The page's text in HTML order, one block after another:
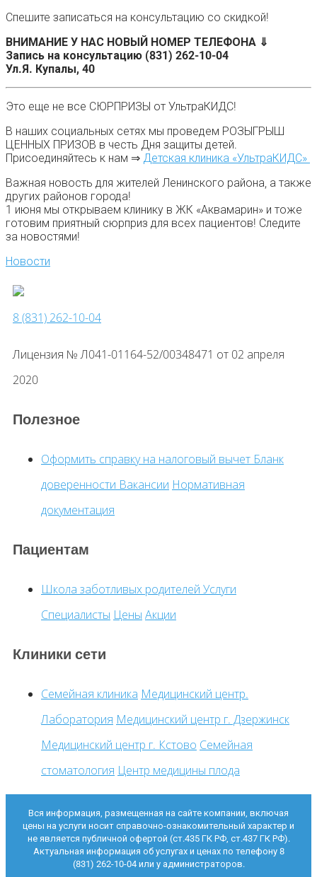
Спешите записаться на консультацию со скидкой!
ВНИМАНИЕ У НАС НОВЫЙ НОМЕР ТЕЛЕФОНА ⇓
Запись на консультацию (831) 262-10-04
Ул.Я. Купалы, 40
Это еще не все СЮРПРИЗЫ от УльтраКИДС!
В наших социальных сетях мы проведем РОЗЫГРЫШ
ЦЕННЫХ ПРИЗОВ в честь Дня защиты детей.
Присоединяйтесь к нам ⇒ Детская клиника «УльтраКИДС»
Важная новость для жителей Ленинского района, а также
других районов города!
1 июня мы открываем клинику в ЖК «Аквамарин» и тоже
готовим приятный сюрприз для всех пациентов! Следите
за новостями!
Новости
8 (831) 262-10-04
Лицензия № Л041-01164-52/00348471 от 02 апреля
2020
Полезное
Оформить справку на налоговый вычет Бланк
доверенности Вакансии Нормативная
документация
Пациентам
Школа заботливых родителей Услуги
Специалисты Цены Акции
Клиники сети
Семейная клиника Медицинский центр.
Лаборатория Медицинский центр г. Дзержинск
Медицинский центр г. Кстово Семейная
стоматология Центр медицины плода
Вся информация, размещенная на сайте компании, включая
цены на услуги носит справочно-ознакомительный характер и
не является публичной офертой (ст.435 ГК РФ, ст.437 ГК РФ).
Актуальная информация об услугах и ценах по телефону 8
(831) 262-10-04 или у администраторов.